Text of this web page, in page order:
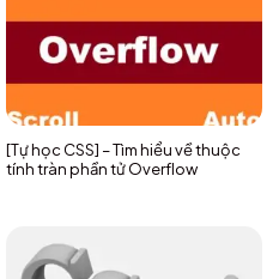
[Tự học CSS] – Tìm hiểu về thuộc
tính tràn phần tử Overflow